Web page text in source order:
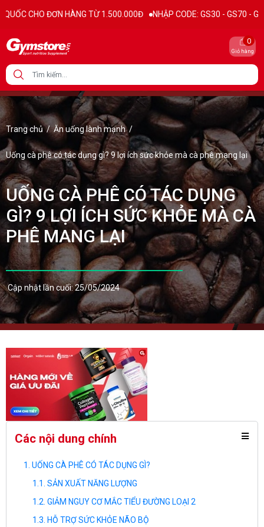
HÀNG TỪ 1.500.000Đ NHẬP CODE: GS30 - GS70 - GS100 giảm
Giỏ hàng
0
Trang chủ /Ăn uống lành mạnh/
Uống cà phê có tác dụng gì? 9 lợi ích sức khỏe mà cà phê mang lại
UỐNG CÀ PHÊ CÓ TÁC DỤNG
GÌ? 9 LỢI ÍCH SỨC KHỎE MÀ CÀ
PHÊ MANG LẠI
Cập nhật lần cuối: 25/05/2024
Các nội dung chính
UỐNG CÀ PHÊ CÓ TÁC DỤNG GÌ?
SẢN XUẤT NĂNG LƯỢNG
GIẢM NGUY CƠ MẮC TIỂU ĐƯỜNG LOẠI 2
HỖ TRỢ SỨC KHỎE NÃO BỘ